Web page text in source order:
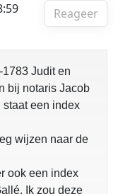
Reageer
1783 Judit en
bij notaris Jacob
een index
wijzen naar de
ook een index
Ik zou deze